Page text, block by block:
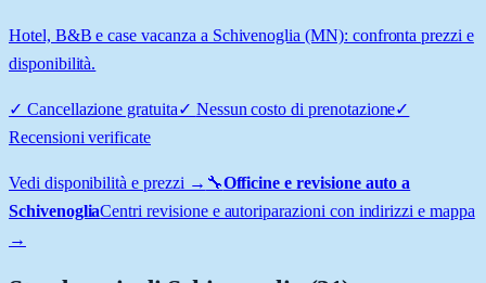
Hotel, B&B e case vacanza a Schivenoglia (MN): confronta prezzi e
disponibilità.
✓ Cancellazione gratuita✓ Nessun costo di prenotazione✓
Recensioni verificate
Vedi disponibilità e prezzi → 🔧Officine e revisione auto a
SchivenogliaCentri revisione e autoriparazioni con indirizzi e mappa
→